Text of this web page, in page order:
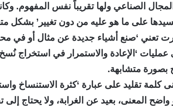
الصناعي ولها تقريباً نفس المفهوم.
على ما هو عليه من دون تغيير’ بشكل
تعني ‘صنع أشياء جديدة عن مثال أو في
‘الإعادة والاستمرار في استخراج
بصورة متشابهة.
كلمة تقليد على عبارة ‘كثرة الاستنساخ
المعنى، بعيد عن الغرابة، ولا يحتاج